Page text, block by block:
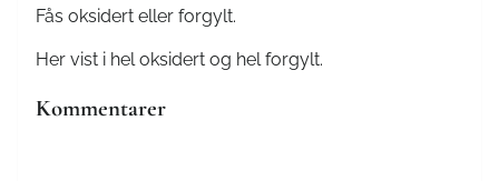
Fås oksidert eller forgylt.
Her vist i hel oksidert og hel forgylt.
Kommentarer